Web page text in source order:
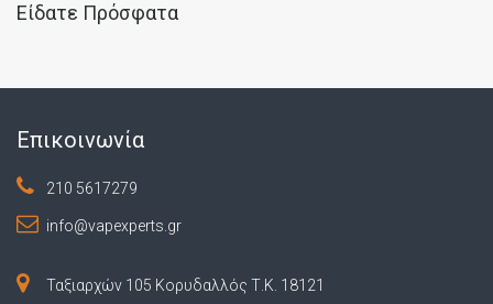
Είδατε Πρόσφατα
Επικοινωνία
210 5617279
info@vapexperts.gr
Ταξιαρχών 105 Κορυδαλλός Τ.Κ. 18121